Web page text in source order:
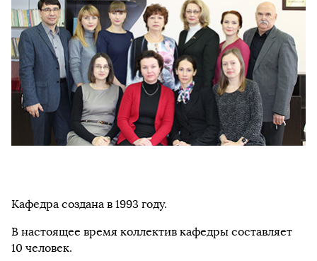
Кафедра создана в 1993 году.
В настоящее время коллектив кафедры составляет
10 человек.